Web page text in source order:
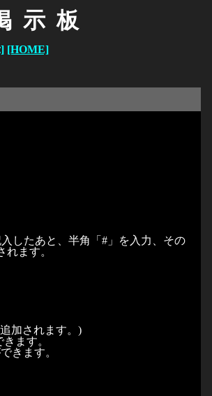
示板
[HOME]
したあと、半角「#」を入力、その
ます。
加されます。)
ます。
きます。